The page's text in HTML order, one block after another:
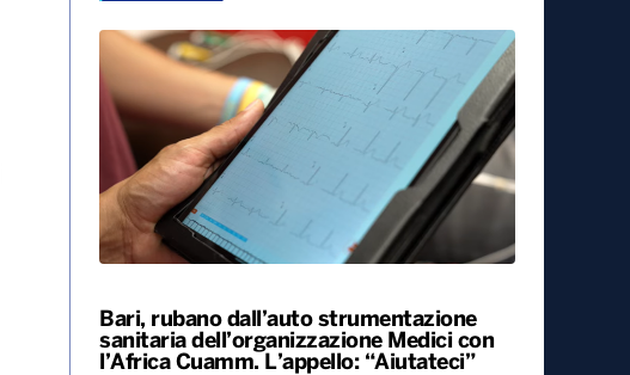
Bari, rubano dall’auto strumentazione
sanitaria dell’organizzazione Medici con
l’Africa Cuamm. L’appello: “Aiutateci”